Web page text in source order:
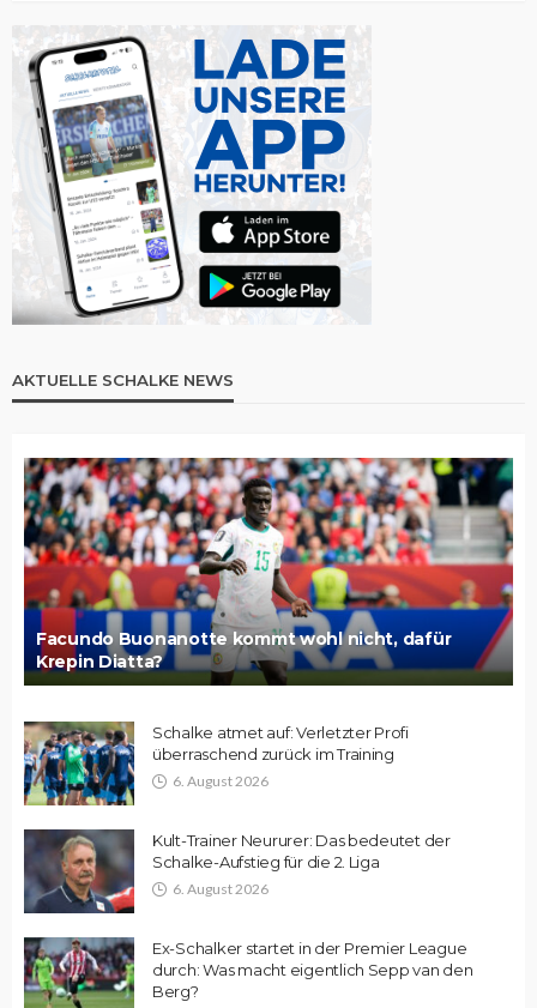
AKTUELLE SCHALKE NEWS
Facundo Buonanotte kommt wohl nicht, dafür
Krepin Diatta?
Schalke atmet auf: Verletzter Profi
überraschend zurück im Training
6. August 2026
Kult-Trainer Neururer: Das bedeutet der
Schalke-Aufstieg für die 2. Liga
6. August 2026
Ex-Schalker startet in der Premier League
durch: Was macht eigentlich Sepp van den
Berg?